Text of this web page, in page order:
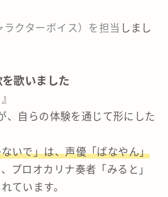
クターボイス）を担当 しまし
歌いました
』
、自らの体験を通じて形にした
いで」は、声優「ばなやん」
、プロオカリナ奏者「みると」
ています。